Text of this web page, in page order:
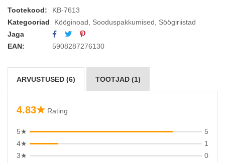
Tootekood:
KB-7613
Kategooriad
Kööginoad Sooduspakkumised
Söögiriistad
Jaga
EAN:
5908287276130
ARVUSTUSED (6) TOOTJAD (1)
4.83★ Rating
5★
5
4★
1
3★
0